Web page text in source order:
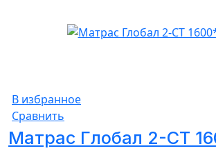
В избранное
Сравнить
Матрас Глобал 2-СТ